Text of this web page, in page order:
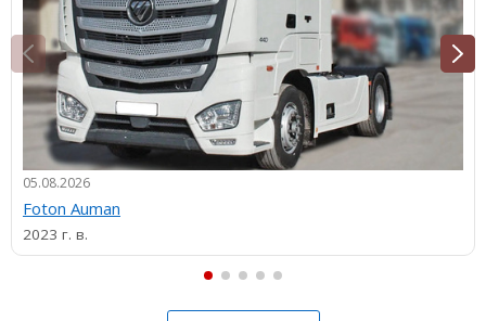
05.08.2026
Foton Auman
2023 г. в.